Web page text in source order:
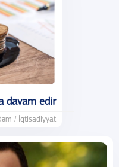
davam edir
/ İqtisadiyyat